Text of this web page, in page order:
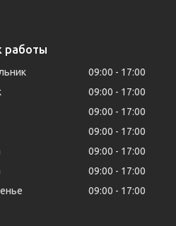
работы
09:00
17:00
09:00
17:00
09:00
17:00
09:00
17:00
09:00
17:00
09:00
17:00
09:00 17:00